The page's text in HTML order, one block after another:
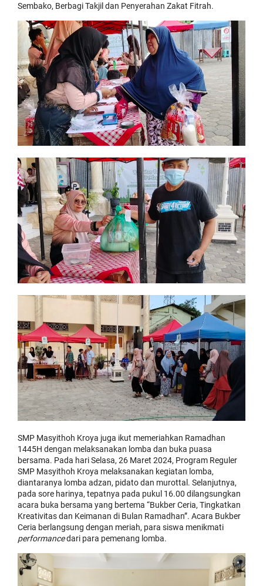
Sembako, Berbagi Takjil dan Penyerahan Zakat Fitrah.
SMP Masyithoh Kroya juga ikut memeriahkan Ramadhan
1445H dengan melaksanakan lomba dan buka puasa
bersama. Pada hari Selasa, 26 Maret 2024, Program Reguler
SMP Masyithoh Kroya melaksanakan kegiatan lomba,
diantaranya lomba adzan, pidato dan murottal. Selanjutnya,
pada sore harinya, tepatnya pada pukul 16.00 dilangsungkan
acara buka bersama yang bertema “Bukber Ceria, Tingkatkan
Kreativitas dan Keimanan di Bulan Ramadhan”. Acara Bukber
Ceria berlangsung dengan meriah, para siswa menikmati
performancedari para pemenang lomba.